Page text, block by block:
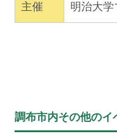
主催 明治大
調布市内その他のイ